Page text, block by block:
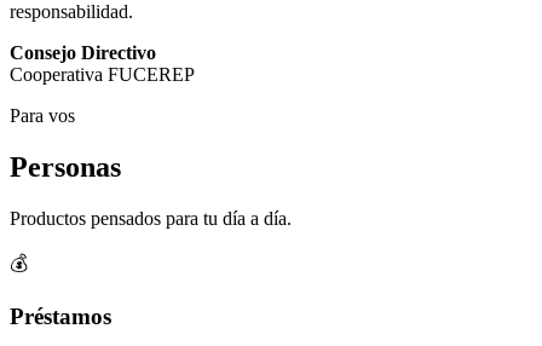
responsabilidad.
Consejo Directivo
Cooperativa FUCEREP
Para vos
Personas
Productos pensados para tu día a día.
💰
Préstamos